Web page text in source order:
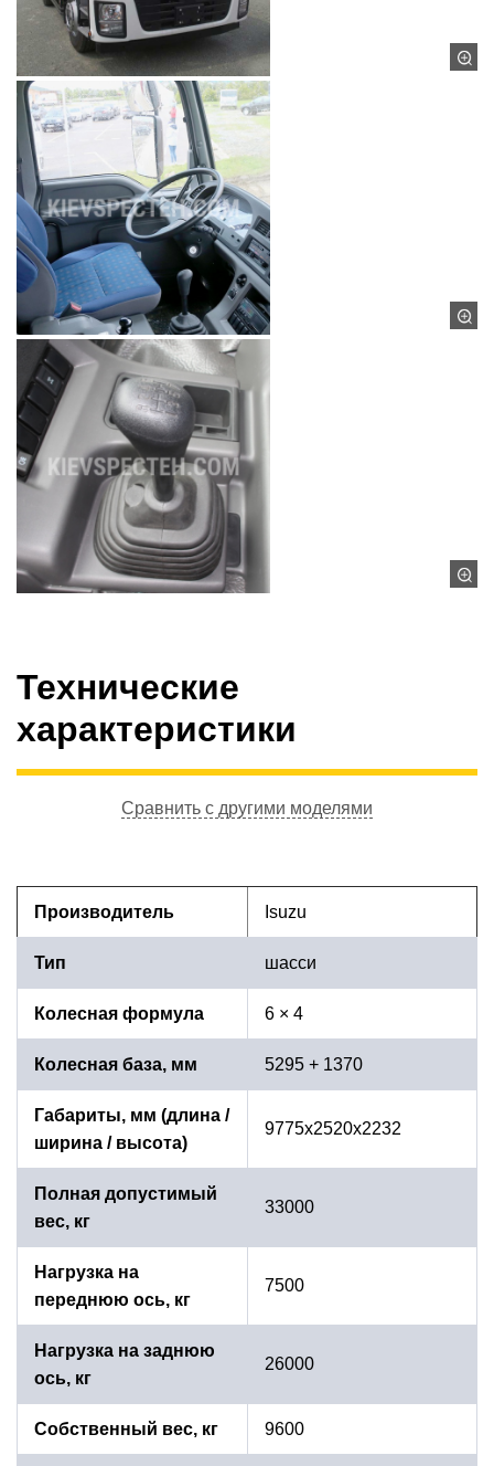
Технические
характеристики
Сравнить с другими моделями
Производитель Isuzu
Тип шасси
Колесная формула 6 × 4
Колесная база, мм 5295 + 1370
Габариты, мм (длина /
ширина / высота)
9775x2520x2232
Полная допустимый
вес, кг
33000
Нагрузка на
переднюю ось, кг
7500
Нагрузка на заднюю
ось, кг
26000
Собственный вес, кг 9600